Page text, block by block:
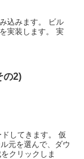
込みます。 ビル
実装します。 実
の2)
してきます。 仮
元を選んで、ダウ
クリックしま